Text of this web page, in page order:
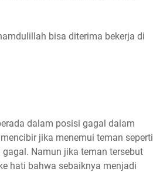
bisa diterima bekerja di
dalam posisi gagal dalam
jika menemui teman seperti
Namun jika teman tersebut
hati bahwa sebaiknya menjadi